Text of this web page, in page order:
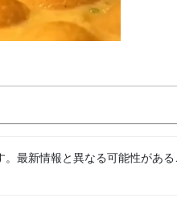
最新情報と異なる可能性があ